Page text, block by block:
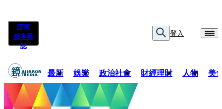
訂閱
紙本雜
誌
登入
最新 娛樂 政治社會 財經理財 人物 美